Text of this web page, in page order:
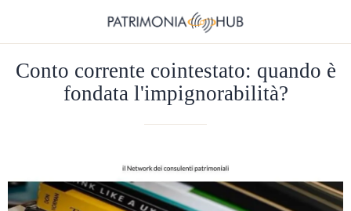
Conto corrente cointestato: quando è
fondata l'impignorabilità?